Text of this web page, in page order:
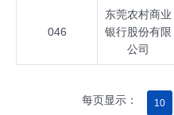
046
东莞农村商业
银行股份有限
公司
每页显示： 10